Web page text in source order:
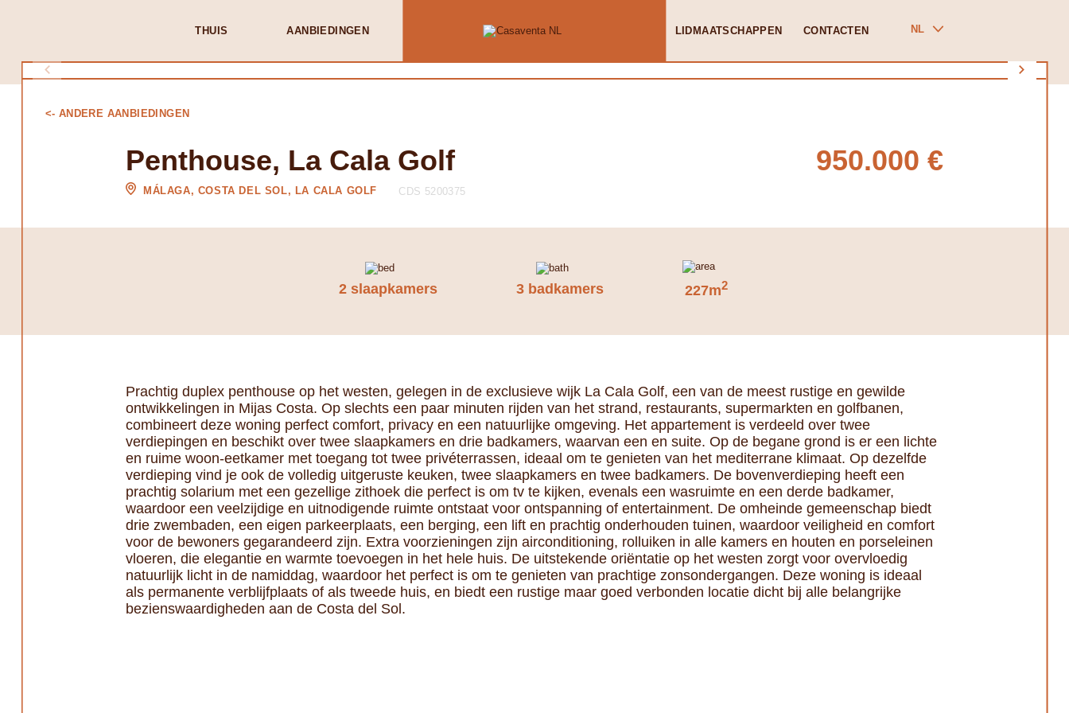
THUIS AANBIEDINGEN LIDMAATSCHAPPEN CONTACTEN NL
<- ANDERE AANBIEDINGEN
Penthouse, La Cala Golf
MÁLAGA, COSTA DEL SOL, LA CALA GOLF CDS 5200375
950.000 €
2 slaapkamers 3 badkamers 227m2
Prachtig duplex penthouse op het westen, gelegen in de exclusieve wijk La Cala Golf, een van de meest rustige en gewilde
ontwikkelingen in Mijas Costa. Op slechts een paar minuten rijden van het strand, restaurants, supermarkten en golfbanen,
combineert deze woning perfect comfort, privacy en een natuurlijke omgeving. Het appartement is verdeeld over twee
verdiepingen en beschikt over twee slaapkamers en drie badkamers, waarvan een en suite. Op de begane grond is er een lichte
en ruime woon-eetkamer met toegang tot twee privéterrassen, ideaal om te genieten van het mediterrane klimaat. Op dezelfde
verdieping vind je ook de volledig uitgeruste keuken, twee slaapkamers en twee badkamers. De bovenverdieping heeft een
prachtig solarium met een gezellige zithoek die perfect is om tv te kijken, evenals een wasruimte en een derde badkamer,
waardoor een veelzijdige en uitnodigende ruimte ontstaat voor ontspanning of entertainment. De omheinde gemeenschap biedt
drie zwembaden, een eigen parkeerplaats, een berging, een lift en prachtig onderhouden tuinen, waardoor veiligheid en comfort
voor de bewoners gegarandeerd zijn. Extra voorzieningen zijn airconditioning, rolluiken in alle kamers en houten en porseleinen
vloeren, die elegantie en warmte toevoegen in het hele huis. De uitstekende oriëntatie op het westen zorgt voor overvloedig
natuurlijk licht in de namiddag, waardoor het perfect is om te genieten van prachtige zonsondergangen. Deze woning is ideaal
als permanente verblijfplaats of als tweede huis, en biedt een rustige maar goed verbonden locatie dicht bij alle belangrijke
bezienswaardigheden aan de Costa del Sol.